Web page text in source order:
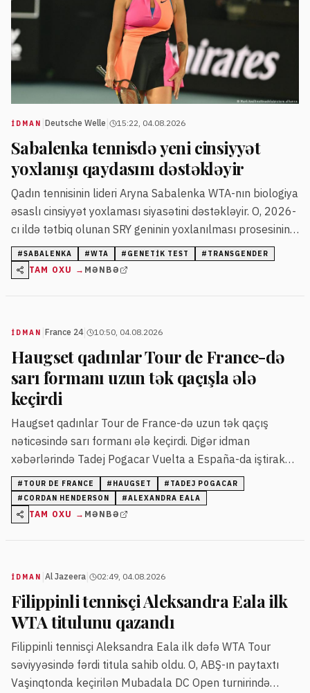
İDMAN Deutsche Welle 15:22, 04.08.2026
Sabalenka tennisdə yeni cinsiyyət
yoxlanışı qaydasını dəstəkləyir
Qadın tennisinin lideri Aryna Sabalenka WTA-nın biologiya
əsaslı cinsiyyət yoxlaması siyasətini dəstəkləyir. O, 2026-
cı ildə tətbiq olunan SRY geninin yoxlanılması prosesinin
ədalətli olduğunu bildirib.
#SABALENKA #WTA # GENETIK TEST # TRANSGENDER
TAM OXU → MƏNBƏ
İDMAN France 24| 10:50, 04.08.2026
Haugset qadınlar Tour de France-də
sarı formanı uzun tək qaçışla ələ
keçirdi
Haugset qadınlar Tour de France-də uzun tək qaçış
nəticəsində sarı formanı ələ keçirdi. Digər idman
xəbərlərində Tadej Pogacar Vuelta a España-da iştirak
edəcək, Vozinha Çilidə qəhrəman kimi qarşılanıb, Cordan
Henderson "Chelsea" ilə müqavilə imzalayıb; Tomas
Ramos 2025-ci ildə klubunu dəyişəcək və Alexandra
# TOUR DE FRANCE # HAUGSET # TADEJ POGACAR
# CORDAN HENDERSON #ALEXANDRA EALA
TAM OXU → MƏNBƏ
İDMAN Al Jazeera 02:49, 04.08.2026
Filippinli tennisçi Aleksandra Eala ilk
WTA titulunu qazandı
Filippinli tennisçi Aleksandra Eala ilk dəfə WTA Tour
səviyyəsində fərdi titula sahib oldu. O, ABŞ-ın paytaxtı
Vaşinqtonda keçirilən Mubadala DC Open turnirində